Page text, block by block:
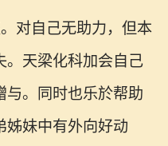
对自己无助力，但本
。天梁化科加会自己
与。同时也乐於帮助
姊妹中有外向好动